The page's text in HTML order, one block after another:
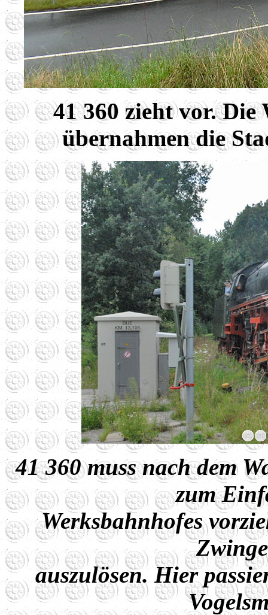
41 360 zieht vor.
übernahmen die
41 360 muss nach dem
zum
Werksbahnhofes
auszulösen. Hier